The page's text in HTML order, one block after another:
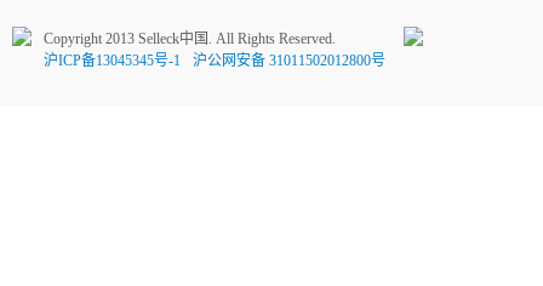
Copyright 2013 Selleck中国. All Rights Reserved.
沪ICP备13045345号-1
沪公网安备 31011502012800号